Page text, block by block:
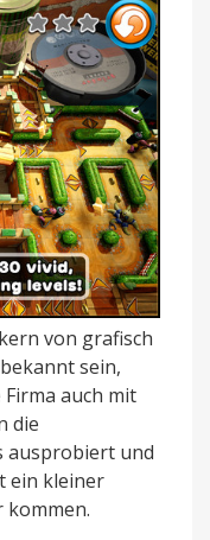
von grafisch
sein,
auch mit
die
ausprobiert und
ein kleiner
kommen.